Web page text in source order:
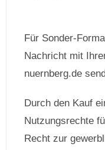
Für Sonder-
Nachricht mit
nuernberg.de
Durch den Kauf
Nutzungsrechte
Recht zur